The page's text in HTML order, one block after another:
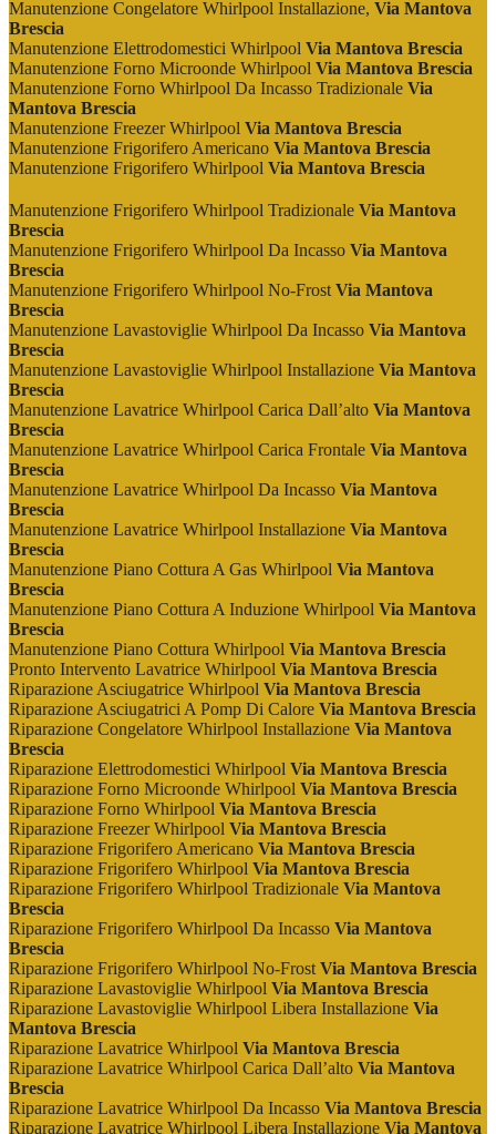
Manutenzione Congelatore Whirlpool Installazione, Via Mantova
Brescia
Manutenzione Elettrodomestici Whirlpool Via Mantova Brescia
Manutenzione Forno Microonde Whirlpool Via Mantova Brescia
Manutenzione Forno Whirlpool Da Incasso Tradizionale Via
Mantova Brescia
Manutenzione Freezer Whirlpool Via Mantova Brescia
Manutenzione Frigorifero Americano Via Mantova Brescia
Manutenzione Frigorifero Whirlpool Via Mantova Brescia
Manutenzione Frigorifero Whirlpool Tradizionale Via Mantova
Brescia
Manutenzione Frigorifero Whirlpool Da Incasso Via Mantova
Brescia
Manutenzione Frigorifero Whirlpool No-Frost Via Mantova
Brescia
Manutenzione Lavastoviglie Whirlpool Da Incasso Via Mantova
Brescia
Manutenzione Lavastoviglie Whirlpool Installazione Via Mantova
Brescia
Manutenzione Lavatrice Whirlpool Carica Dall’alto Via Mantova
Brescia
Manutenzione Lavatrice Whirlpool Carica Frontale Via Mantova
Brescia
Manutenzione Lavatrice Whirlpool Da Incasso Via Mantova
Brescia
Manutenzione Lavatrice Whirlpool Installazione Via Mantova
Brescia
Manutenzione Piano Cottura A Gas Whirlpool Via Mantova
Brescia
Manutenzione Piano Cottura A Induzione Whirlpool Via Mantova
Brescia
Manutenzione Piano Cottura Whirlpool Via Mantova Brescia
Pronto Intervento Lavatrice Whirlpool Via Mantova Brescia
Riparazione Asciugatrice Whirlpool Via Mantova Brescia
Riparazione Asciugatrici A Pomp Di Calore Via Mantova Brescia
Riparazione Congelatore Whirlpool Installazione Via Mantova
Brescia
Riparazione Elettrodomestici Whirlpool Via Mantova Brescia
Riparazione Forno Microonde Whirlpool Via Mantova Brescia
Riparazione Forno Whirlpool Via Mantova Brescia
Riparazione Freezer Whirlpool Via Mantova Brescia
Riparazione Frigorifero Americano Via Mantova Brescia
Riparazione Frigorifero Whirlpool Via Mantova Brescia
Riparazione Frigorifero Whirlpool Tradizionale Via Mantova
Brescia
Riparazione Frigorifero Whirlpool Da Incasso Via Mantova
Brescia
Riparazione Frigorifero Whirlpool No-Frost Via Mantova Brescia
Riparazione Lavastoviglie Whirlpool Via Mantova Brescia
Riparazione Lavastoviglie Whirlpool Libera Installazione Via
Mantova Brescia
Riparazione Lavatrice Whirlpool Via Mantova Brescia
Riparazione Lavatrice Whirlpool Carica Dall’alto Via Mantova
Brescia
Riparazione Lavatrice Whirlpool Da Incasso Via Mantova Brescia
Riparazione Lavatrice Whirlpool Libera Installazione Via Mantova